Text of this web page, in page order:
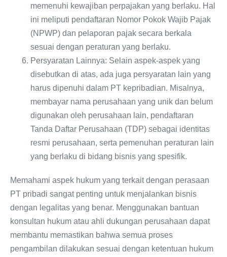
memenuhi kewajiban perpajakan yang berlaku. Hal
ini meliputi pendaftaran Nomor Pokok Wajib Pajak
(NPWP) dan pelaporan pajak secara berkala
sesuai dengan peraturan yang berlaku.
Persyaratan Lainnya: Selain aspek-aspek yang
disebutkan di atas, ada juga persyaratan lain yang
harus dipenuhi dalam PT kepribadian. Misalnya,
membayar nama perusahaan yang unik dan belum
digunakan oleh perusahaan lain, pendaftaran
Tanda Daftar Perusahaan (TDP) sebagai identitas
resmi perusahaan, serta pemenuhan peraturan lain
yang berlaku di bidang bisnis yang spesifik.
Memahami aspek hukum yang terkait dengan perasaan
PT pribadi sangat penting untuk menjalankan bisnis
dengan legalitas yang benar. Menggunakan bantuan
konsultan hukum atau ahli dukungan perusahaan dapat
membantu memastikan bahwa semua proses
pengambilan dilakukan sesuai dengan ketentuan hukum